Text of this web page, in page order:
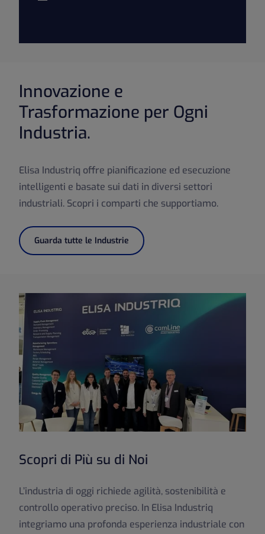
Innovazione e
Trasformazione per Ogni
Industria.
Elisa Industriq offre pianificazione ed esecuzione
intelligenti e basate sui dati in diversi settori
industriali. Scopri i comparti che supportiamo.
Guarda tutte le Industrie
Scopri di Più su di Noi
L’industria di oggi richiede agilità, sostenibilità e
controllo operativo preciso. In Elisa Industriq
integriamo una profonda esperienza industriale con